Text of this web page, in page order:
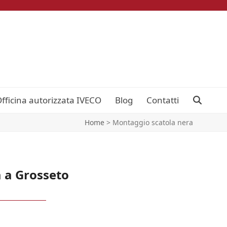
autorizzata IVECO Blog Contatti
Home> Montaggio scatola nera
Grosseto